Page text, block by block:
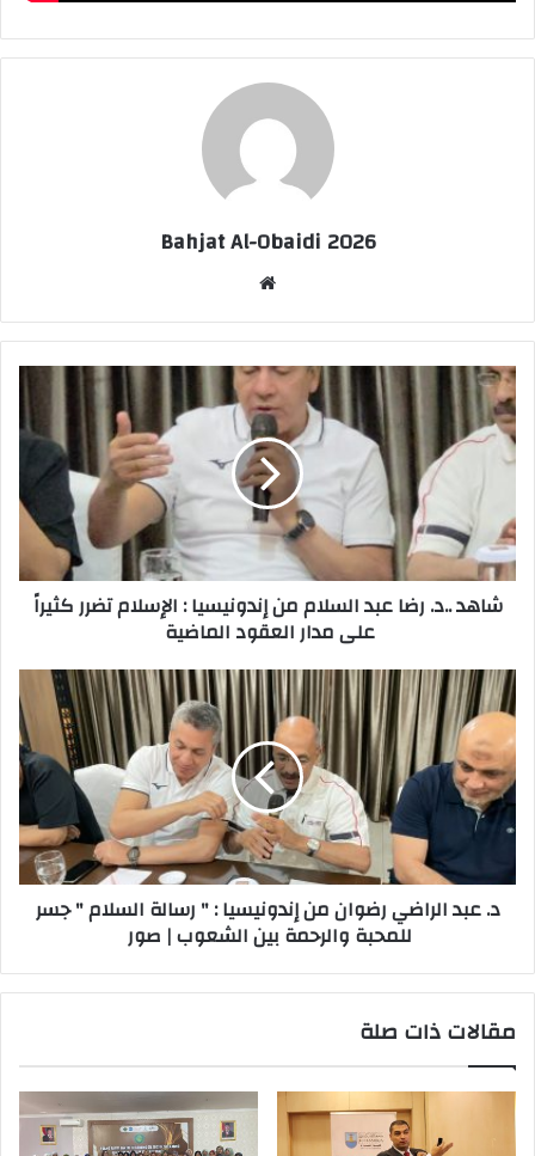
Bahjat Al-Obaidi 2026
شاهد ..د. رضا عبد السلام من إندونيسيا : الإسلام تضرر كثيراً
على مدار العقود الماضية
د. عبد الراضي رضوان من إندونيسيا : " رسالة السلام " جسر
للمحبة والرحمة بين الشعوب | صور
مقالات ذات صلة